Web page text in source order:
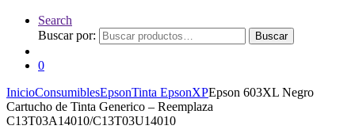
Search
Buscar por:
Buscar
0
InicioConsumiblesEpsonTinta EpsonXPEpson 603XL Negro
Cartucho de Tinta Generico – Reemplaza
C13T03A14010/C13T03U14010